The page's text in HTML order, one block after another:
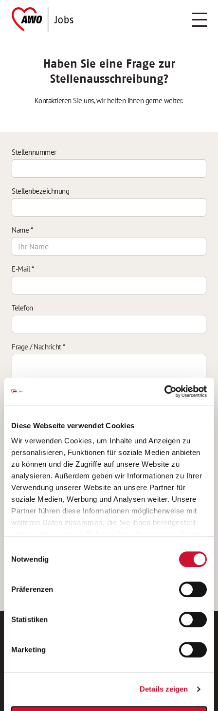
Diese Webseite verwendet Cookies
Wir verwenden Cookies, um Inhalte und Anzeigen zu
personalisieren, Funktionen für soziale Medien anbieten
zu können und die Zugriffe auf unsere Website zu
analysieren. Außerdem geben wir Informationen zu Ihrer
Verwendung unserer Website an unsere Partner für
soziale Medien, Werbung und Analysen weiter. Unsere
Partner führen diese Informationen möglicherweise mit
weiteren Daten zusammen, die Sie ihnen bereitgestellt
Wenn Sie auf „Cookies zulassen“ klicken, so stimmen
Sie der Speicherung sämtlicher Cookies zu. Sie können
Ihre Einwilligung selbstverständlich jederzeit widerrufen,
indem Sie die Cookie-Einstellungen aufrufen und diese
unserer
Notwendig
Präferenzen
Statistiken
Marketing
Details zeigen
Haben Sie eine Frage zur
Stellenausschreibung?
Kontaktieren Sie uns, wir helfen Ihnen gerne weiter.
Stellennummer
Stellenbezeichnung
Name *
E-Mail*
Telefon
Frage / Nachricht*
Ich bin damit einverstanden, dass meine personenbezogenen Daten
ausschließlich zum Zweck der Durchführung der Kontaktanfrage
verarbeitet, auf IT- Systemen der Garitz Bewirtschaftungsbetriebe
GmbH, Heinrich-von-Kleist-Straße 2, 97688 Bad Kissingen
(Betreiber) gespeichert und an die für das Stellenangebot
verantwortliche Stelle zur Kontaktaufnahme weitergegeben
werden.
Diese Einwilligungserklärung kann ich jederzeit gegenüber dem
Weitere Details können Sie der
entnehmen.